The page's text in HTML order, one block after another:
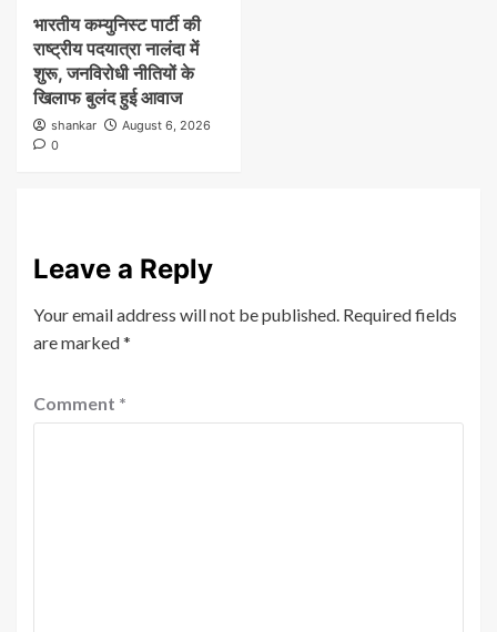
भारतीय कम्युनिस्ट पार्टी की
राष्ट्रीय पदयात्रा नालंदा में
शुरू, जनविरोधी नीतियों के
खिलाफ बुलंद हुई आवाज
shankar
August 6, 2026
0
Leave a Reply
Your email address will not be published. Required fields
are marked*
Comment *